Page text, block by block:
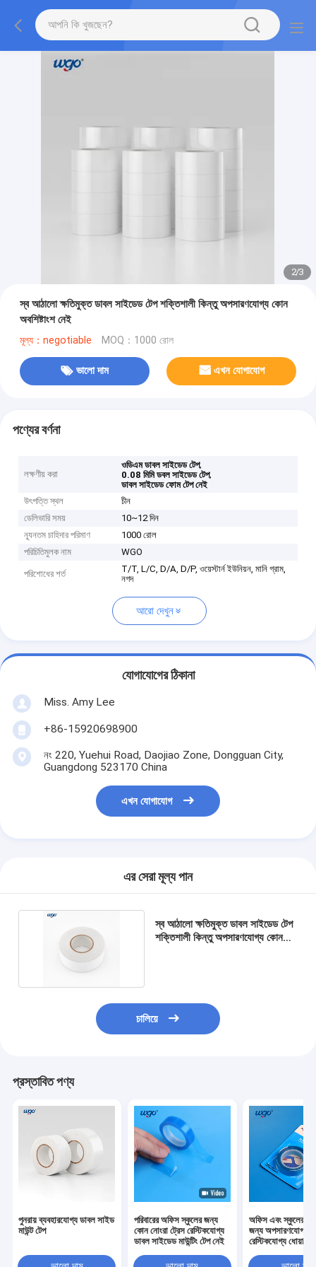
2/3
স্ব আঠালো ক্ষতিমুক্ত ডাবল সাইডেড টেপ শক্তিশালী কিন্তু অপসারণযোগ্য কোন
অবশিষ্টাংশ নেই
মূল্য：negotiable MOQ：1000 রোল
ভালো দাম এখন যোগাযোগ
পণ্যের বর্ণনা
লক্ষণীয় করা
ওডিএম ডাবল সাইডেড টেপ,
0.08 মিমি ডবল সাইডেড টেপ,
ডাবল সাইডেড ফোম টেপ নেই
উৎপত্তি স্থল
চীন
ডেলিভারি সময়
10~12 দিন
ন্যূনতম চাহিদার পরিমাণ
1000 রোল
পরিচিতিমুলক নাম
WGO
পরিশোধের শর্ত
T/T, L/C, D/A, D/P, ওয়েস্টার্ন ইউনিয়ন, মানি গ্রাম,
নগদ
আরো দেখুন
যোগাযোগের ঠিকানা
Miss. Amy Lee
+86-15920698900
নং 220, Yuehui Road, Daojiao Zone, Dongguan City,
Guangdong 523170 China
এখন যোগাযোগ
এর সেরা মূল্য পান
স্ব আঠালো ক্ষতিমুক্ত ডাবল সাইডেড টেপ
শক্তিশালী কিন্তু অপসারণযোগ্য কোন
চালিয়ে
প্রস্তাবিত পণ্য
পুনরায় ব্যবহারযোগ্য ডাবল সাইড
মাউন্ট টেপ
পরিবারের অফিস স্কুলের জন্য
কোন নোংরা ট্রেস রেস্টিকযোগ্য
ডাবল সাইডেড মাউন্টিং টেপ নেই
অফিস এবং স্কুলের
জন্য অপসারণযোগ্য
রেস্টিকযোগ্য ধোয়ার